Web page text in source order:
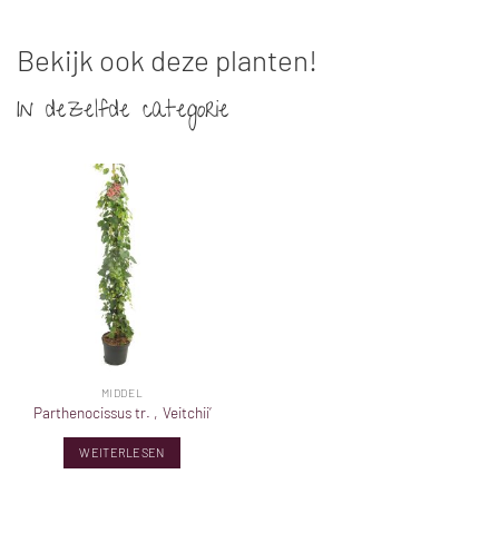
Bekijk ook deze planten!
In dezelfde categorie
MIDDEL
Parthenocissus tr. ‚Veitchii‘
WEITERLESEN